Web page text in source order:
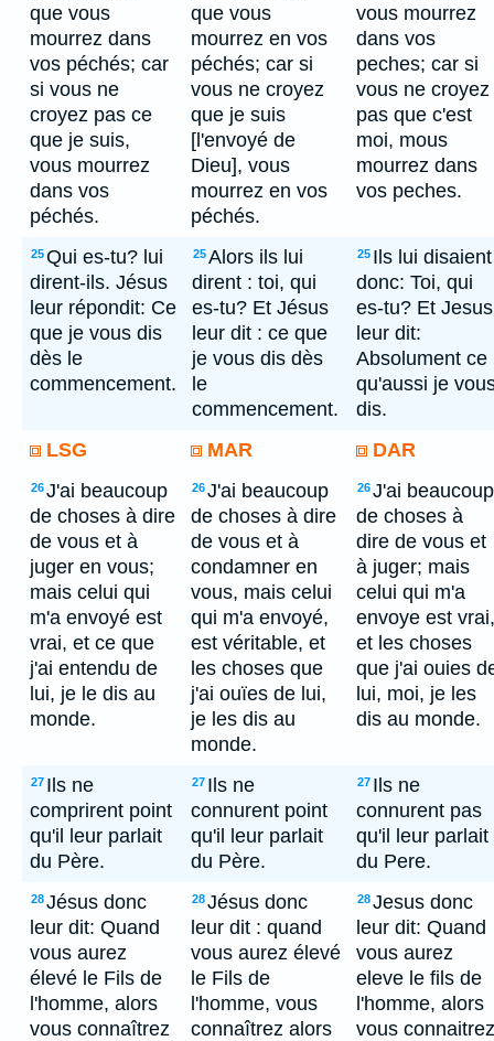
que vous
mourrez dans
vos péchés; car
si vous ne
croyez pas ce
que je suis,
vous mourrez
dans vos
péchés.
que vous
mourrez en vos
péchés; car si
vous ne croyez
que je suis
[l'envoyé de
Dieu], vous
mourrez en vos
péchés.
vous mourrez
dans vos
peches; car si
vous ne croyez
pas que c'est
moi, mous
mourrez dans
vos peches.
25Qui es-tu? lui
dirent-ils. Jésus
leur répondit: Ce
que je vous dis
dès le
commencement.
25Alors ils lui
dirent : toi, qui
es-tu? Et Jésus
leur dit : ce que
je vous dis dès
le
commencement.
25 Ils lui disaient
donc: Toi, qui
es-tu? Et Jesus
leur dit:
Absolument ce
qu'aussi je
dis.
LSG
MAR DAR
26J'ai beaucoup
de choses à dire
de vous et à
juger en vous;
mais celui qui
m'a envoyé est
vrai, et ce que
j'ai entendu de
lui, je le dis au
monde.
26J'ai beaucoup
de choses à dire
de vous et à
condamner en
vous, mais celui
qui m'a envoyé,
est véritable, et
les choses que
j'ai ouïes de lui,
je les dis au
monde.
26J'ai beaucoup
de choses à
dire de vous et
à juger; mais
celui qui m'a
envoye est vrai,
et les choses
que j'ai ouies
lui, moi, je les
dis au monde.
27 Ils ne
comprirent point
qu'il leur parlait
du Père.
27 Ils ne
connurent point
qu'il leur parlait
du Père.
27 Ils ne
connurent pas
qu'il leur parlait
du Pere.
28Jésus donc
leur dit: Quand
vous aurez
élevé le Fils de
l'homme, alors
vous connaîtrez
28Jésus donc
leur dit : quand
vous aurez élevé
le Fils de
l'homme, vous
connaîtrez alors
28Jesus donc
leur dit: Quand
vous aurez
eleve le fils de
l'homme, alors
vous connaitrez